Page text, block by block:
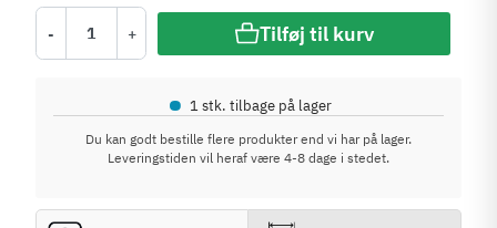
- + Tilføj til kurv
• 1 stk. tilbage på lager
Du kan godt bestille flere produkter end vi har på lager.
Leveringstiden vil heraf være 4-8 dage i stedet.